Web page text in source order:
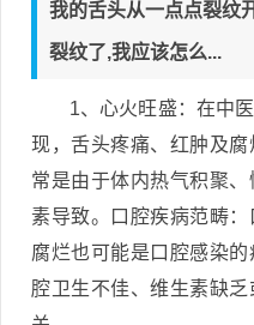
我的舌头从一点点裂纹
裂纹了,我应该怎么...
1、心火旺盛：在中
现，舌头疼痛、红肿及
常是由于体内热气积聚
素导致。口腔疾病范畴
腐烂也可能是口腔感染
腔卫生不佳、维生素缺